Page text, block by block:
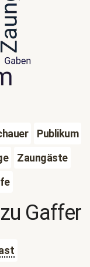
Publikum
Zaungäste
Gaffer